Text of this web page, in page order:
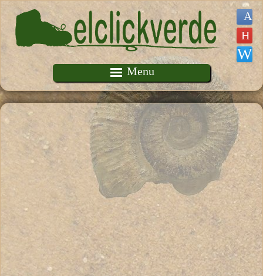
Pasar al contenido principal
Menu